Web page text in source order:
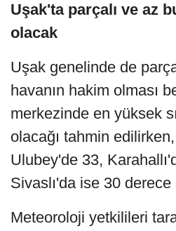
Uşak'ta parçalı ve az
olacak
Uşak genelinde de
havanın hakim olması
merkezinde en yüksek
olacağı tahmin
Ulubey'de 33,
Sivaslı'da ise 30 derece
Meteoroloji yetkilileri